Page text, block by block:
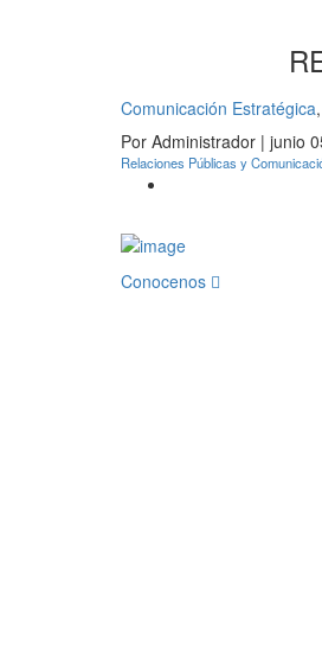
Comunicación Estratégica,
Por Administrador | junio
Relaciones Públicas y
Conocenos